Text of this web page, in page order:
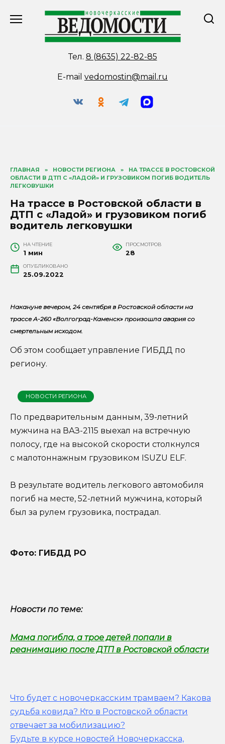
Тел. 8 (8635) 22-82-85
E-mail vedomostin@mail.ru
ГЛАВНАЯ » НОВОСТИ РЕГИОНА »
НА ТРАССЕ В РОСТОВСКОЙ
ОБЛАСТИ В ДТП С «ЛАДОЙ» И ГРУЗОВИКОМ ПОГИБ ВОДИТЕЛЬ
ЛЕГКОВУШКИ
На трассе в Ростовской области в
ДТП с «Ладой» и грузовиком погиб
водитель легковушки
НА ЧТЕНИЕ
1 мин
ПРОСМОТРОВ
28
ОПУБЛИКОВАНО
25.09.2022
Накануне вечером, 24 сентября в Ростовской области на
трассе А-260 «Волгоград-Каменск» произошла авария со
смертельным исходом.
Об этом сообщает управление ГИБДД по
региону.
НОВОСТИ РЕГИОНА
По предварительным данным, 39-летний
мужчина на ВАЗ-2115 выехал на встречную
полосу, где на высокой скорости столкнулся
с малотоннажным грузовиком ISUZU ELF.
В результате водитель легкового автомобиля
погиб на месте, 52-летний мужчина, который
был за рулем грузовика, пострадал.
Фото: ГИБДД РО
Новости по теме:
Мама погибла, а трое детей попали в
реанимацию после ДТП в Ростовской области
Что будет с новочеркасским трамваем? Какова
судьба ковида? Кто в Ростовской области
отвечает за мобилизацию?
Будьте в курсе новостей Новочеркасска,